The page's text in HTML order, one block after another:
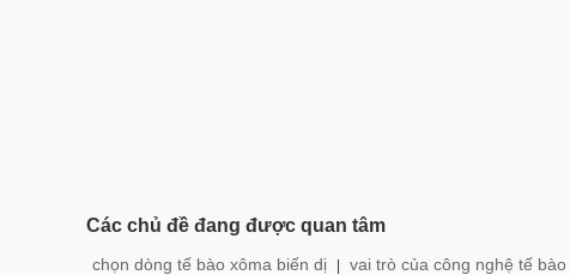
Các chủ đề đang được quan tâm
chọn dòng tế bào xôma biến dị vai trò của công nghệ tế bào